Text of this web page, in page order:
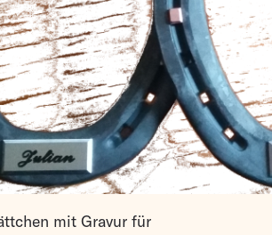
mit Gravur für